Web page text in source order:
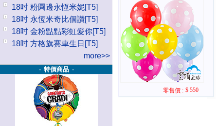
18吋 粉圓邊永恆米妮[T5]
18吋 永恆米奇比個讚[T5]
18吋 金粉點點彩虹愛你[T5]
18吋 方格旗賽車生日[T5]
more>>
- 特價商品 -
零售價 : $ 550